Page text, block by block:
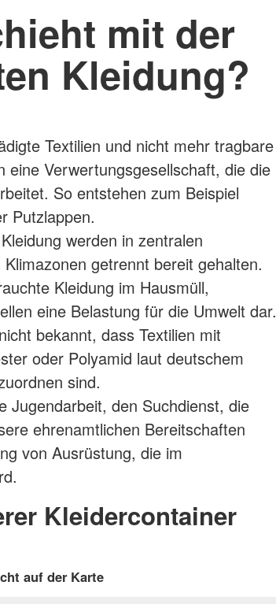
mit der
Kleidung?
Textilien und nicht mehr tragbare
eine Verwertungsgesellschaft, die die
So entstehen zum Beispiel
Putzlappen.
werden in zentralen
getrennt bereit gehalten.
Kleidung im Hausmüll,
eine Belastung für die Umwelt dar.
bekannt, dass Textilien mit
oder Polyamid laut deutschem
sind.
Jugendarbeit, den Suchdienst, die
ehrenamtlichen Bereitschaften
von Ausrüstung, die im
Kleidercontainer
auf der Karte